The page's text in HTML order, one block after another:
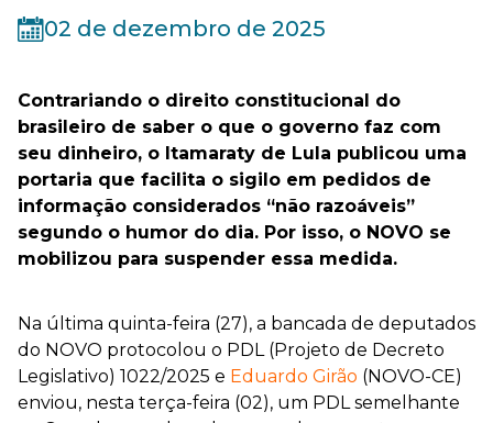
02 de dezembro de 2025
Contrariando o direito constitucional do
brasileiro de saber o que o governo faz com
seu dinheiro, o Itamaraty de Lula publicou uma
portaria que facilita o sigilo em pedidos de
informação considerados “não razoáveis”
segundo o humor do dia. Por isso, o NOVO se
mobilizou para suspender essa medida.
Na última quinta-feira (27), a bancada de deputados
do NOVO protocolou o PDL (Projeto de Decreto
Legislativo) 1022/2025 e Eduardo Girão (NOVO-CE)
enviou, nesta terça-feira (02), um PDL semelhante